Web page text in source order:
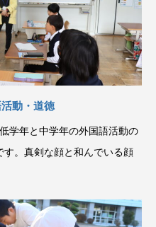
活動・道徳
学年と中学年の外国語活動の
様子です。真剣な顔と和んでいる顔